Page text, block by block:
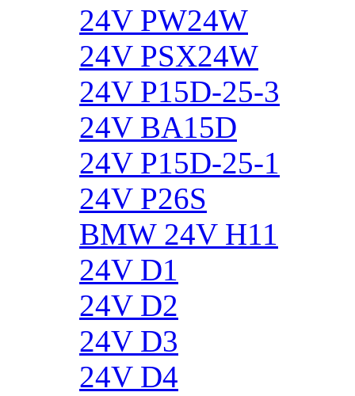
24V PW24W
24V PSX24W
24V P15D-25-3
24V BA15D
24V P15D-25-1
24V P26S
BMW 24V H11
24V D1
24V D2
24V D3
24V D4